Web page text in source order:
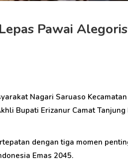
Pawai
Nagari Saruaso
Bupati Erizanur Camat
dengan tiga momen
Emas 2045.